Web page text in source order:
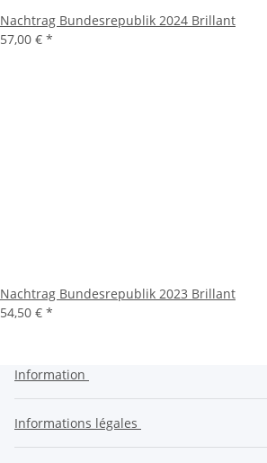
Nachtrag Bundesrepublik 2024 Brillant
57,00 € *
Nachtrag Bundesrepublik 2023 Brillant
54,50 € *
Information
Informations légales